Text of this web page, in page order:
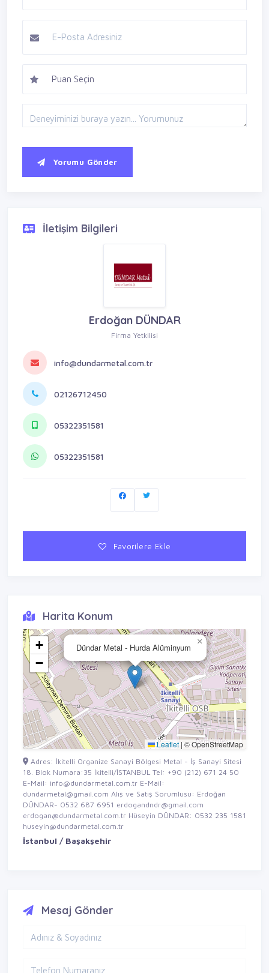
Yorumu Gönder
İletişim Bilgileri
Erdoğan DÜNDAR
Firma Yetkilisi
info@dundarmetal.com.tr
02126712450
05322351581
05322351581
Favorilere Ekle
Harita Konum
Dündar Metal - Hurda Alüminyum
×
+
−
Leaflet | © OpenStreetMap
Adres: İkitelli Organize Sanayi Bölgesi Metal - İş Sanayi Sitesi
18. Blok Numara:35 İkitelli/İSTANBUL Tel: +90 (212) 671 24 50
E-Mail: info@dundarmetal.com.tr E-Mail:
dundarmetal@gmail.com Alış ve Satış Sorumlusu: Erdoğan
DÜNDAR- 0532 687 6951 erdogandndr@gmail.com
erdogan@dundarmetal.com.tr Hüseyin DÜNDAR: 0532 235 1581
huseyin@dundarmetal.com.tr
İstanbul / Başakşehir
Mesaj Gönder